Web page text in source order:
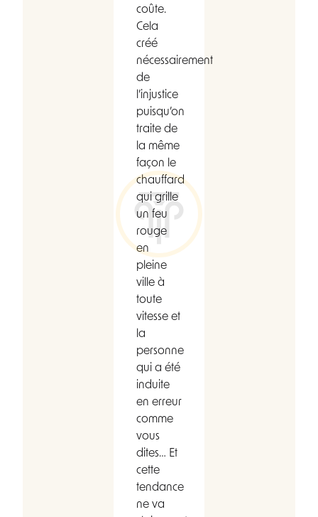
coûte.
Cela
créé
nécessairement
de
l’injustice
puisqu’on
traite de
la même
façon le
chauffard
qui grille
un feu
rouge
en
pleine
ville à
toute
vitesse et
la
personne
qui a été
induite
en erreur
comme
vous
dites… Et
cette
tendance
ne va